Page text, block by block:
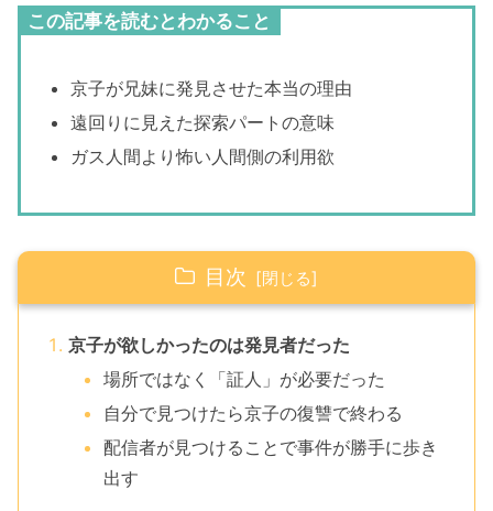
この記事を読むとわかること
京子が兄妹に発見させた本当の理由
遠回りに見えた探索パートの意味
ガス人間より怖い人間側の利用欲
目次
京子が欲しかったのは発見者だった
場所ではなく「証人」が必要だった
自分で見つけたら京子の復讐で終わる
配信者が見つけることで事件が勝手に歩き
出す